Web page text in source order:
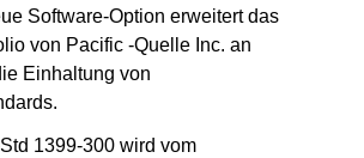
Software-Option erweitert das
von Pacific -Quelle Inc. an
Einhaltung von
1399-300 wird vom